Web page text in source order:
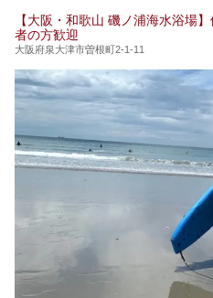
【大阪・和歌山 磯ノ浦海水浴場
者の方歓迎
大阪府泉大津市曽根町2-1-11